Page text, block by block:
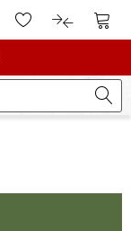
Kundenkonto
Zum Merkzettel.
Zum Zum